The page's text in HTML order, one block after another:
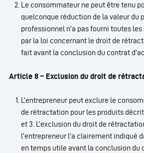
Le consommateur ne peut être tenu
quelconque réduction de la valeur du
professionnel n’a pas fourni toutes
par la loi concernant le droit de
fait avant la conclusion du contrat
Article 8 – Exclusion du droit de
L’entrepreneur peut exclure le
de rétractation pour les produits
et 3. L’exclusion du droit de
l’entrepreneur l’a clairement indiqué
en temps utile avant la conclusion du